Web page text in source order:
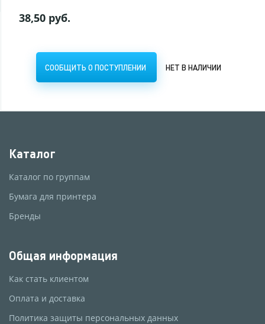
38,50 руб.
СООБЩИТЬ О ПОСТУПЛЕНИИ НЕТ В НАЛИЧИИ
Каталог
Каталог по группам
Бумага для принтера
Бренды
Общая информация
Как стать клиентом
Оплата и доставка
Политика защиты персональных данных